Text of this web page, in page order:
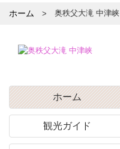
ホーム 奥秩父大滝 中津峡
ホーム
観光ガイド